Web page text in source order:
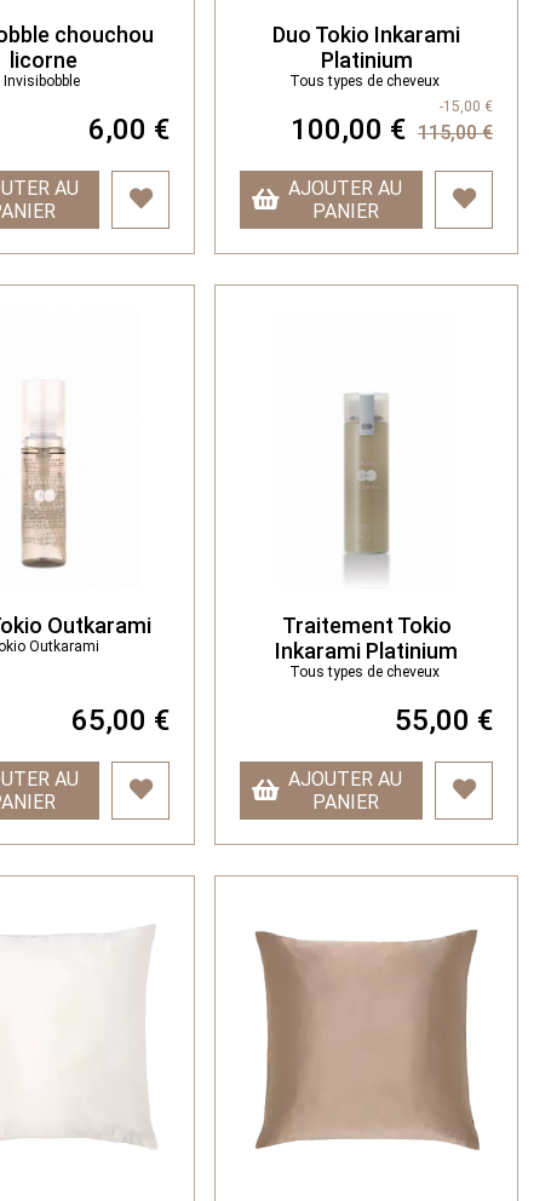
chouchou
licorne
Invisibobble
6,00 €
AU
Duo Tokio Inkarami
Platinium
Tous types de cheveux
100,00 € 115,00 €
-15,00 €
AJOUTER AU
PANIER
Outkarami
Outkarami
65,00 €
AU
Traitement Tokio
Inkarami Platinium
Tous types de cheveux
55,00 €
AJOUTER AU
PANIER